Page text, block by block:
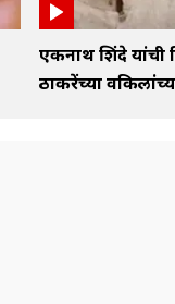
एकनाथ शिंदे यांची
ठाकरेंच्या